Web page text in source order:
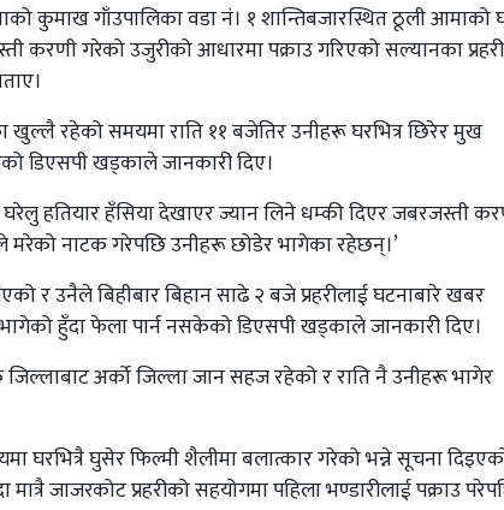
कुमाख गाँउपालिका वडा नं। १ शान्तिबजारस्थित ठूली आमाको
करणी गरेको उजुरीको आधारमा पक्राउ गरिएको सल्यानका प्रहरी
खुल्लै रहेको समयमा राति ११ बजेतिर उनीहरू घरभित्र छिरेर मुख
डिएसपी खड्काले जानकारी दिए।
हतियार हँसिया देखाएर ज्यान लिने धम्की दिएर जबरजस्ती
मरेको नाटक गरेपछि उनीहरू छोडेर भागेका रहेछन्।’
र उनैले बिहीबार बिहान साढे २ बजे प्रहरीलाई घटनाबारे खबर
हुँदा फेला पार्न नसकेको डिएसपी खड्काले जानकारी दिए।
अर्को जिल्ला जान सहज रहेको र राति नै उनीहरू भागेर
घरभित्रै घुसेर फिल्मी शैलीमा बलात्कार गरेको भन्ने सूचना
जाजरकोट प्रहरीको सहयोगमा पहिला भण्डारीलाई पक्राउ